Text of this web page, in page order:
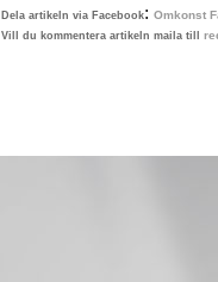
Dela artikeln via Facebook: Omkonst
Vill du kommentera artikeln maila till